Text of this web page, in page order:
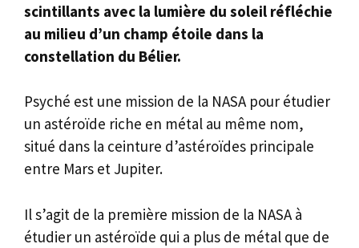
scintillants avec la lumière du soleil réfléchie
au milieu d’un champ étoile dans la
constellation du Bélier.
Psyché est une mission de la NASA pour étudier
un astéroïde riche en métal au même nom,
situé dans la ceinture d’astéroïdes principale
entre Mars et Jupiter.
Il s’agit de la première mission de la NASA à
étudier un astéroïde qui a plus de métal que de